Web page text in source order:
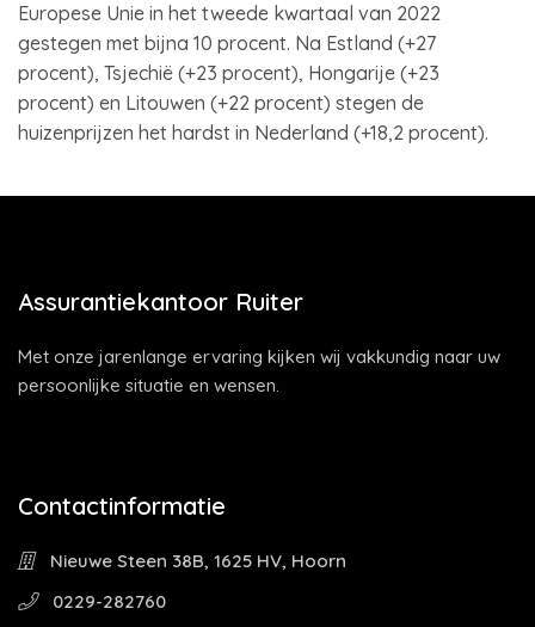
Europese Unie in het tweede kwartaal van 2022
gestegen met bijna 10 procent. Na Estland (+27
procent), Tsjechië (+23 procent), Hongarije (+23
procent) en Litouwen (+22 procent) stegen de
huizenprijzen het hardst in Nederland (+18,2 procent).
Assurantiekantoor Ruiter
Met onze jarenlange ervaring kijken wij vakkundig naar uw
persoonlijke situatie en wensen.
Contactinformatie
Nieuwe Steen 38B, 1625 HV, Hoorn
0229-282760